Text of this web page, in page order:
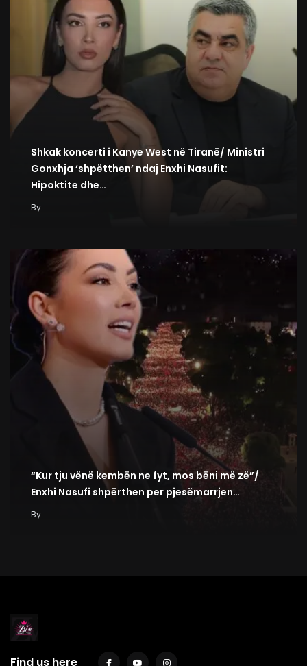
Shkak koncerti i Kanye West në Tiranë/ Ministri
Gonxhja ‘shpëtthen’ ndaj Enxhi Nasufit:
Hipoktite dhe…
By
“Kur tju vënë kembën ne fyt, mos bëni më zë”/
Enxhi Nasufi shpërthen per pjesëmarrjen…
By
Find us here